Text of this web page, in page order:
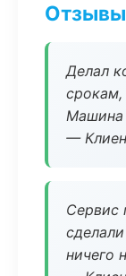
Отзывы
Делал
Машина
—
Сервис
ничего